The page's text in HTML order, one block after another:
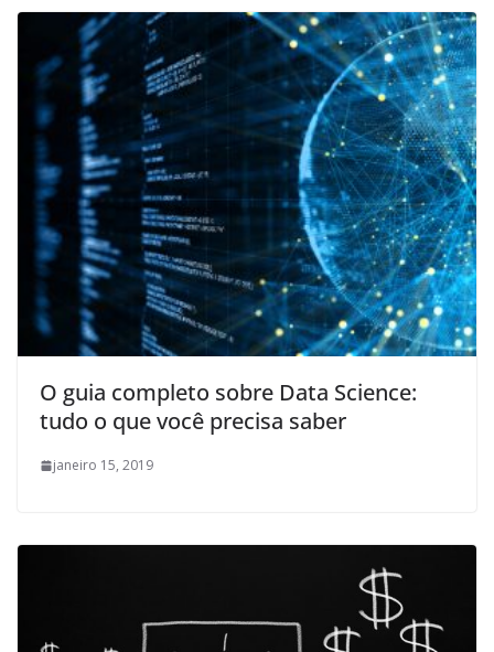
O guia completo sobre Data Science:
tudo o que você precisa saber
janeiro 15, 2019